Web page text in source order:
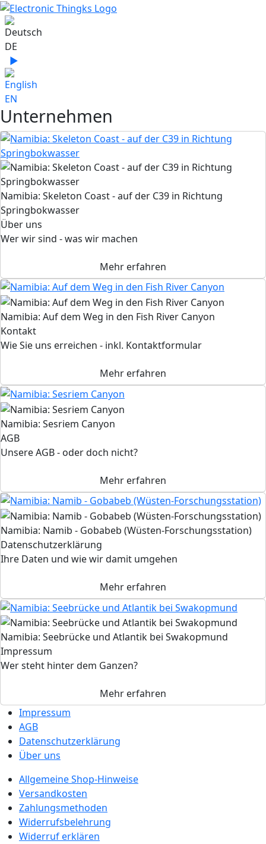
Sprache auswählen
DE
▶
EN
Unternehmen
Namibia: Skeleton Coast - auf der C39 in Richtung
Springbokwasser
Über uns
Wer wir sind - was wir machen
Mehr erfahren
Namibia: Auf dem Weg in den Fish River Canyon
Kontakt
Wie Sie uns erreichen - inkl. Kontaktformular
Mehr erfahren
Namibia: Sesriem Canyon
AGB
Unsere AGB - oder doch nicht?
Mehr erfahren
Namibia: Namib - Gobabeb (Wüsten-Forschungsstation)
Datenschutzerklärung
Ihre Daten und wie wir damit umgehen
Mehr erfahren
Namibia: Seebrücke und Atlantik bei Swakopmund
Impressum
Wer steht hinter dem Ganzen?
Mehr erfahren
Impressum
AGB
Datenschutzerklärung
Über uns
Allgemeine Shop-Hinweise
Versandkosten
Zahlungsmethoden
Widerrufsbelehrung
Widerruf erklären